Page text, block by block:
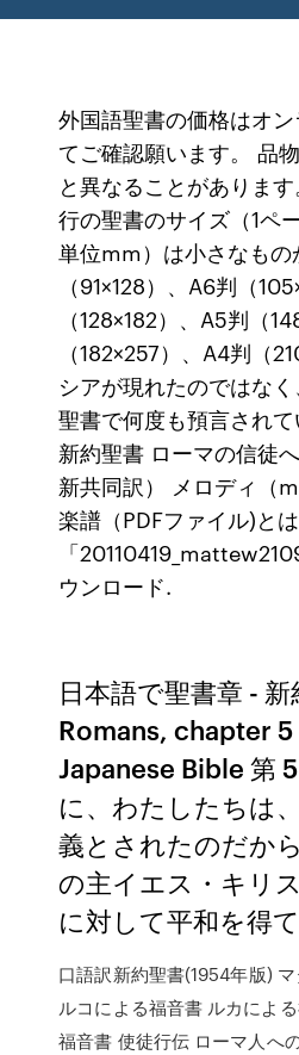
外国語聖書の価格はオ
てご確認願います。 品
と異なることがありま
行の聖書のサイズ（1ペ
単位mm）は小さなもの
（91×128）、A6判（
（128×182）、A5判（
（182×257）、A4判（
シアが現れたのではな
聖書で何度も預言され
新約聖書 ローマの信徒
新共同訳） メロディ（
楽譜（PDFファイル)とは
「
ウンロード.
日本語で聖書章 - 新
Romans, chapter
Japanese Bible 第
に、わたしたちは
義とされたのだか
の主イエス・キリ
に対して平和を得て
口語訳新約聖書(1954年版)
ルコによる福音書 ルカによ
福音書 使徒行伝 ローマ人へ